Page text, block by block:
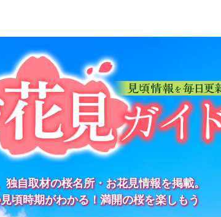
自取材の桜名所・お花見情報を掲載。
頃時期がわかる！満開の桜を楽しもう